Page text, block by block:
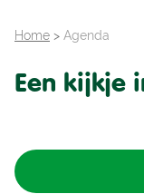
Home > Agenda
Een kijkje
Muziek